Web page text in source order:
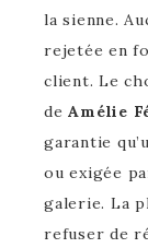
la sienne.
rejetée en
client. Le
deAmélie
garantie
ou exigée
galerie. La
refuser de